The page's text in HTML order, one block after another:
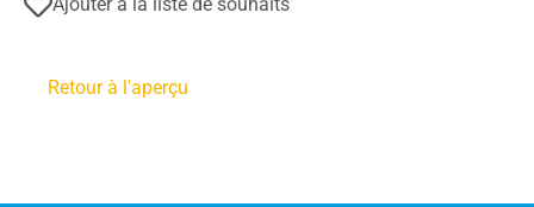
Retour à l'aperçu